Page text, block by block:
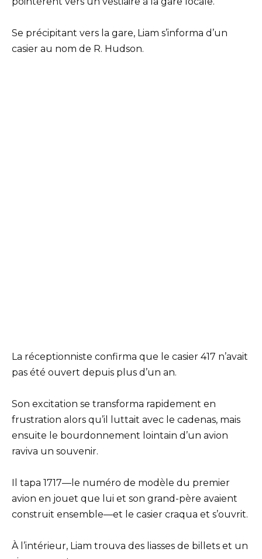
Se précipitant vers la gare, Liam s’informa d’un
casier au nom de R. Hudson.
La réceptionniste confirma que le casier 417 n’avait
pas été ouvert depuis plus d’un an.
Son excitation se transforma rapidement en
frustration alors qu’il luttait avec le cadenas, mais
ensuite le bourdonnement lointain d’un avion
raviva un souvenir.
Il tapa 1717—le numéro de modèle du premier
avion en jouet que lui et son grand-père avaient
construit ensemble—et le casier craqua et s’ouvrit.
À l’intérieur, Liam trouva des liasses de billets et un